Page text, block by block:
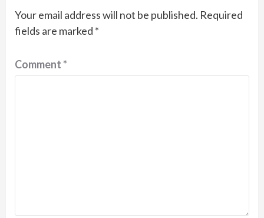
Your email address will not be published. Required
fields are marked *
Comment*